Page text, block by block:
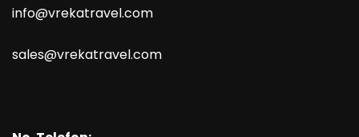
info@vrekatravel.com
sales@vrekatravel.com